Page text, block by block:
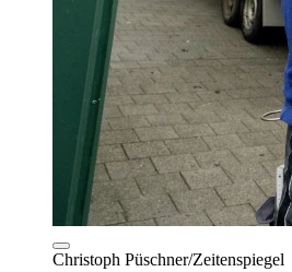
Christoph Püschner/Zeitenspiegel